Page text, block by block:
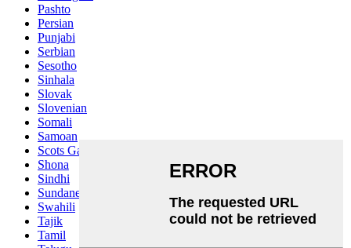
Pashto
Persian
Punjabi
Serbian
Sesotho
Sinhala
Slovak
Slovenian
Somali
Samoan
Scots Gaelic
Shona
Sindhi
Sundanese
Swahili
Tajik
Tamil